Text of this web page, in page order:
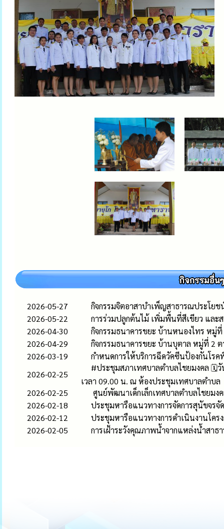
2026-05-27
กิจกรรมจิตอาสาบำเพ็ญสาธารณประโยช
2026-05-22
การร่วมปลูกต้นไม้ เพิ่มพื้นที่สีเขียว และ
2026-04-30
กิจกรรมธนาคารขยะ บ้านหนองไทร หมู่
2026-04-29
กิจกรรมธนาคารขยะ บ้านบุตาล หมู่ที่ 2
2026-03-19
กำหนดการให้บริการฉีดวัคซีนป้องกันโร
2026-02-25
#ประชุมสภาเทศบาลตำบลไชยมงคล 🗓️
เวลา 09.00 น. ณ ห้องประชุมเทศบาลตำบล
2026-02-25
ศูนย์พัฒนาเด็กเล็กเทศบาลตำบลไชยมง
2026-02-18
ประชุมหารือแนวทางการจัดการสุนัขจรจั
2026-02-12
ประชุมหารือแนวทางการดำเนินงานโค
2026-02-05
การเฝ้าระวังคุณภาพน้ำจากแหล่งน้ำสา